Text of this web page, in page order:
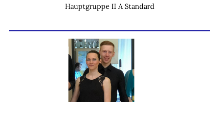
Hauptgruppe II A Standard